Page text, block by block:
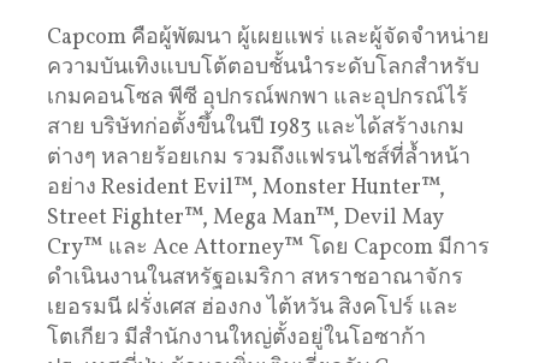
Capcom คือผู้พัฒนา ผู้เผยแพร่ และผู้จัดจำหน่าย
ความบันเทิงแบบโต้ตอบชั้นนำระดับโลกสำหรับ
เกมคอนโซล พีซี อุปกรณ์พกพา และอุปกรณ์ไร้
สาย บริษัทก่อตั้งขึ้นในปี 1983 และได้สร้างเกม
ต่างๆ หลายร้อยเกม รวมถึงแฟรนไชส์ที่ล้ำหน้า
อย่าง Resident Evil™, Monster Hunter™,
Street Fighter™, Mega Man™, Devil May
Cry™ และ Ace Attorney™ โดย Capcom มีการ
ดำเนินงานในสหรัฐอเมริกา สหราชอาณาจักร
เยอรมนี ฝรั่งเศส ฮ่องกง ไต้หวัน สิงคโปร์ และ
โตเกียว มีสำนักงานใหญ่ตั้งอยู่ในโอซาก้า